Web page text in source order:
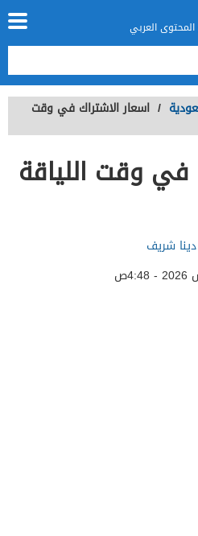
العربي
/ اسعار الاشتراك في وقت
في وقت اللياقة
دينا شريف